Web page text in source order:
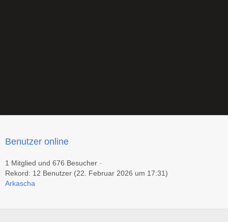
Benutzer online
1 Mitglied und 676 Besucher
Rekord: 12 Benutzer (22. Februar 2026 um 17:31)
Arkascha